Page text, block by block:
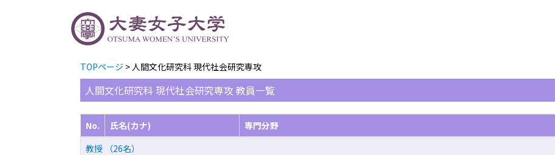
TOPページ > 人間文化研究科 現代社会研究専攻
人間文化研究科 現代社会研究専攻 教員一覧
No. 氏名(カナ)
専門分野
教授 （26名）